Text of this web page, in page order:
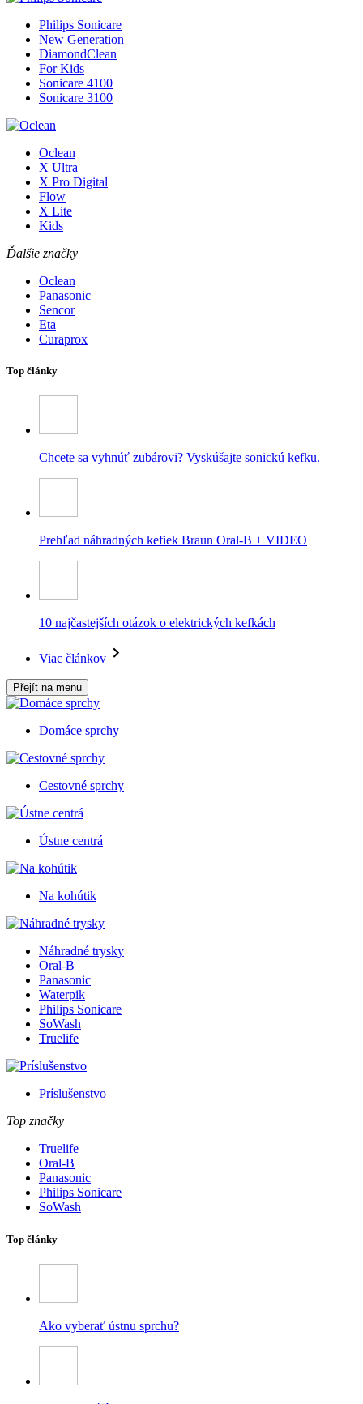
Philips Sonicare
New Generation
DiamondClean
For Kids
Sonicare 4100
Sonicare 3100
Oclean
X Ultra
X Pro Digital
Flow
X Lite
Kids
Ďalšie značky
Oclean
Panasonic
Sencor
Eta
Curaprox
Top články
Chcete sa vyhnúť zubárovi? Vyskúšajte sonickú kefku.
Prehľad náhradných kefiek Braun Oral-B + VIDEO
10 najčastejších otázok o elektrických kefkách
Viac článkov
Přejít na menu
Domáce sprchy
Cestovné sprchy
Ústne centrá
Na kohútik
Náhradné trysky
Oral-B
Panasonic
Waterpik
Philips Sonicare
SoWash
Truelife
Príslušenstvo
Top značky
Truelife
Oral-B
Panasonic
Philips Sonicare
SoWash
Top články
Ako vyberať ústnu sprchu?